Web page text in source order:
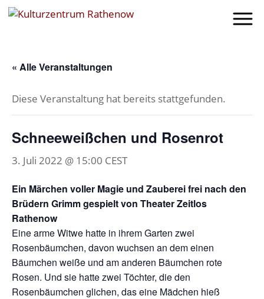
« Alle Veranstaltungen
Diese Veranstaltung hat bereits stattgefunden.
Schneeweißchen und Rosenrot
3. Juli 2022 @ 15:00 CEST
Ein Märchen voller Magie und Zauberei frei nach den
Brüdern Grimm gespielt von Theater Zeitlos
Rathenow
Eine arme Witwe hatte in ihrem Garten zwei
Rosenbäumchen, davon wuchsen an dem einen
Bäumchen weiße und am anderen Bäumchen rote
Rosen. Und sie hatte zwei Töchter, die den
Rosenbäumchen glichen, das eine Mädchen hieß